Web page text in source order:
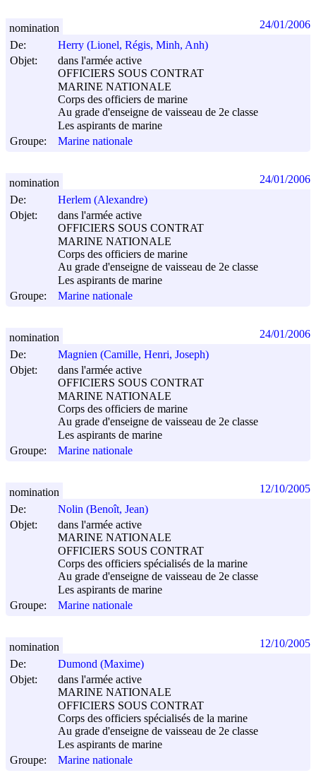
De:
Herry (Lionel, Régis, Minh, Anh)
Objet:
dans l'armée active
OFFICIERS SOUS CONTRAT
MARINE NATIONALE
Corps des officiers de marine
Au grade d'enseigne de vaisseau de 2e classe
Les aspirants de marine
Groupe:
Marine nationale
nomination 24/01/2006
De:
Herlem (Alexandre)
Objet:
dans l'armée active
OFFICIERS SOUS CONTRAT
MARINE NATIONALE
Corps des officiers de marine
Au grade d'enseigne de vaisseau de 2e classe
Les aspirants de marine
Groupe:
Marine nationale
nomination 24/01/2006
De:
Magnien (Camille, Henri, Joseph)
Objet:
dans l'armée active
OFFICIERS SOUS CONTRAT
MARINE NATIONALE
Corps des officiers de marine
Au grade d'enseigne de vaisseau de 2e classe
Les aspirants de marine
Groupe:
Marine nationale
nomination 24/01/2006
De:
Nolin (Benoît, Jean)
Objet:
dans l'armée active
MARINE NATIONALE
OFFICIERS SOUS CONTRAT
Corps des officiers spécialisés de la marine
Au grade d'enseigne de vaisseau de 2e classe
Les aspirants de marine
Groupe:
Marine nationale
nomination 12/10/2005
De:
Dumond (Maxime)
Objet:
dans l'armée active
MARINE NATIONALE
OFFICIERS SOUS CONTRAT
Corps des officiers spécialisés de la marine
Au grade d'enseigne de vaisseau de 2e classe
Les aspirants de marine
Groupe:
Marine nationale
nomination 12/10/2005